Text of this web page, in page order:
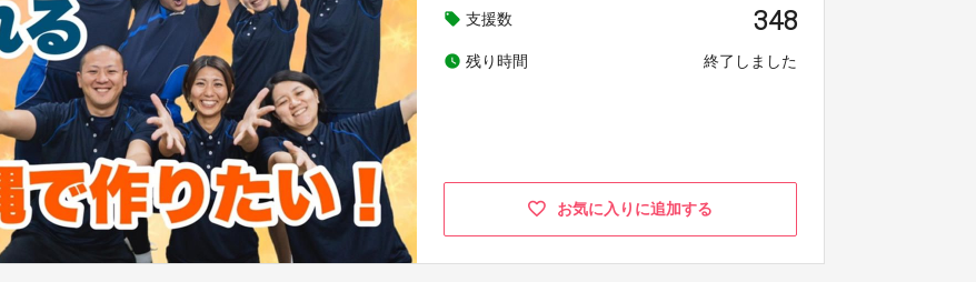
local_offer 支援数 348
watch_later 残り時間 終了しました
お気に入りに追加する